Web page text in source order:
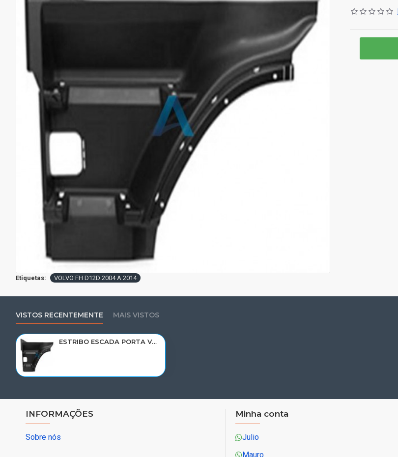
Etiquetas: VOLVO FH D12D 2004 A 2014
VISTOS RECENTEMENTE MAIS VISTOS
ESTRIBO ESCADA PORTA VOLVO FH12 D12D/D13A 2004 A 2014< LE 3175927
INFORMAÇÕES
Sobre nós
Minha conta
Julio
Mauro